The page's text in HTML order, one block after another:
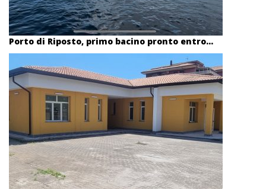
Porto di Riposto, primo bacino pronto entro...